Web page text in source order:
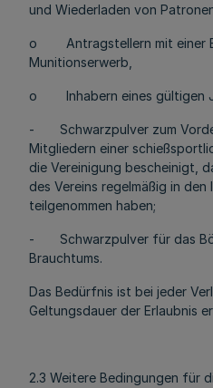
und Wiederladen von
o Antragstellern mit einer
Munitionserwerb,
o Inhabern eines gültigen
- Schwarzpulver zum
Mitgliedern einer
die Vereinigung bescheinigt,
des Vereins regelmäßig in
teilgenommen haben;
- Schwarzpulver für das
Brauchtums.
Das Bedürfnis ist bei jeder
Geltungsdauer der Erlaubnis
2.3 Weitere Bedingungen für